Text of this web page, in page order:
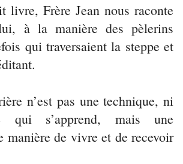
livre, Frère Jean nous raconte
à la manière des pèlerins
qui traversaient la steppe et
n’est pas une technique, ni
qui s’apprend, mais une
manière de vivre et de recevoir